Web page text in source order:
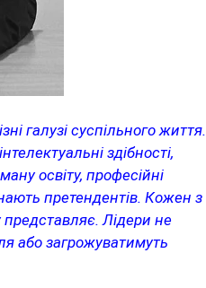
галузі суспільного життя.
здібності,
освіту, професійні
претендентів. Кожен з
представляє. Лідери не
або загрожуватимуть